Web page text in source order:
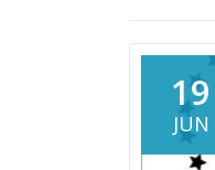
19
JUN